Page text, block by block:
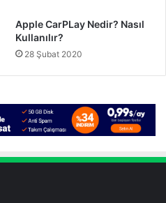
Apple CarPLay Nedir? Nasıl
Kullanılır?
28 Şubat 2020